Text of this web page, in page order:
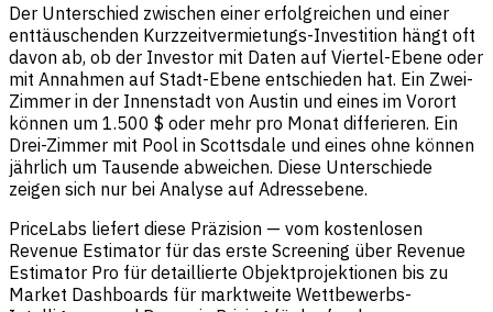
Der Unterschied zwischen einer erfolgreichen und einer
enttäuschenden Kurzzeitvermietungs-Investition hängt oft
davon ab, ob der Investor mit Daten auf Viertel-Ebene oder
mit Annahmen auf Stadt-Ebene entschieden hat. Ein Zwei-
Zimmer in der Innenstadt von Austin und eines im Vorort
können um 1.500 $ oder mehr pro Monat differieren. Ein
Drei-Zimmer mit Pool in Scottsdale und eines ohne können
jährlich um Tausende abweichen. Diese Unterschiede
zeigen sich nur bei Analyse auf Adressebene.
PriceLabs liefert diese Präzision — vom kostenlosen
Revenue Estimator für das erste Screening über Revenue
Estimator Pro für detaillierte Objektprojektionen bis zu
Market Dashboards für marktweite Wettbewerbs-